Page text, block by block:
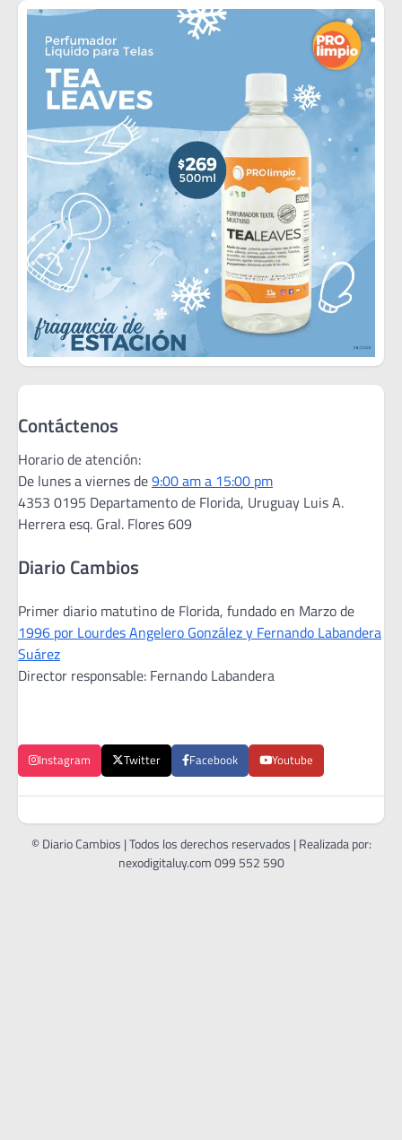
Contáctenos
Horario de atención:
De lunes a viernes de9:00 am a 15:00 pm
4353 0195 Departamento de Florida, Uruguay Luis A.
Herrera esq. Gral. Flores 609
Diario Cambios
Primer diario matutino de Florida, fundado en Marzo de
1996 por Lourdes Angelero González y Fernando Labandera
Suárez
Director responsable: Fernando Labandera
Instagram Twitter Facebook Youtube